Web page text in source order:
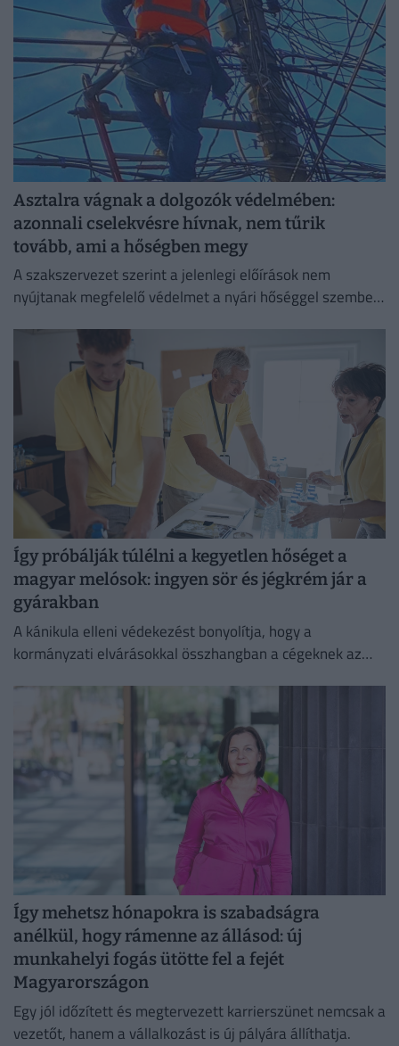
Asztalra vágnak a dolgozók védelmében:
azonnali cselekvésre hívnak, nem tűrik
tovább, ami a hőségben megy
A szakszervezet szerint a jelenlegi előírások nem
nyújtanak megfelelő védelmet a nyári hőséggel szemben,
védelmében.
Így próbálják túlélni a kegyetlen hőséget a
magyar melósok: ingyen sör és jégkrém jár a
gyárakban
A kánikula elleni védekezést bonyolítja, hogy a
kormányzati elvárásokkal összhangban a cégeknek az
Így mehetsz hónapokra is szabadságra
anélkül, hogy rámenne az állásod: új
munkahelyi fogás ütötte fel a fejét
Magyarországon
Egy jól időzített és megtervezett karrierszünet nemcsak a
vezetőt, hanem a vállalkozást is új pályára állíthatja.